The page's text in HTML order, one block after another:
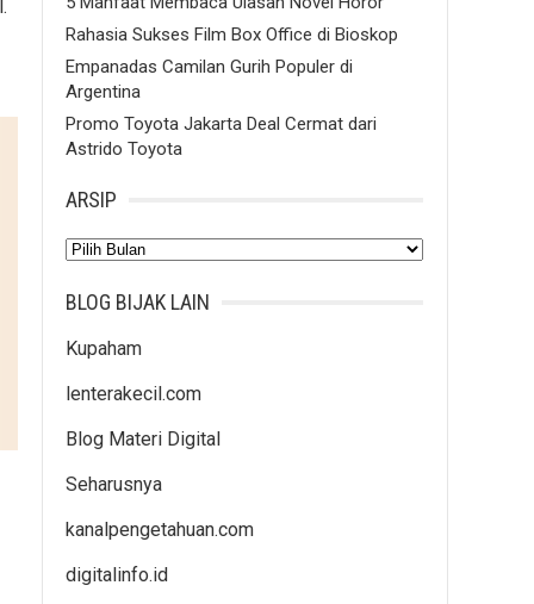
Rahasia Sukses Film Box Office di Bioskop
Empanadas Camilan Gurih Populer di
Argentina
Promo Toyota Jakarta Deal Cermat dari
Astrido Toyota
ARSIP
Arsip
BLOG BIJAK LAIN
Kupaham
lenterakecil.com
Blog Materi Digital
Seharusnya
kanalpengetahuan.com
digitalinfo.id